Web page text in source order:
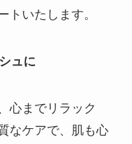
トいたします。
ュに
心までリラック
なケアで、肌も心